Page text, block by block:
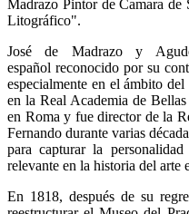
Madrazo Pintor de Camara
Litográfico".
José de Madrazo y
español reconocido por su
especialmente en el ámbito
en la Real Academia de
en Roma y fue director de la
Fernando durante varias
para capturar la
relevante en la historia del arte
En 1818, después de su